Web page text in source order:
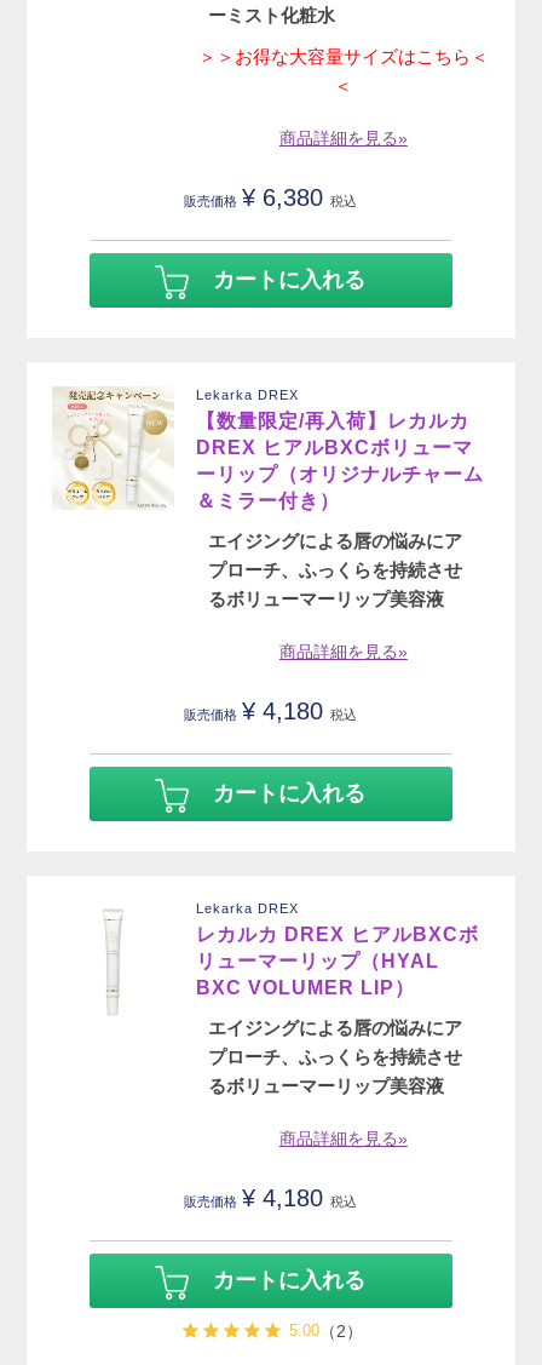
ーミスト化粧水
＞＞お得な大容量サイズはこちら＜
＜
商品詳細を見る»
販売価格 ¥ 6,380 税込
カートに入れる
Lekarka DREX
【数量限定/再入荷】レカルカ
DREX ヒアルBXCボリューマ
ーリップ（オリジナルチャーム
＆ミラー付き）
エイジングによる唇の悩みにア
プローチ、ふっくらを持続させ
るボリューマーリップ美容液
商品詳細を見る»
販売価格 ¥ 4,180 税込
カートに入れる
Lekarka DREX
レカルカ DREX ヒアルBXCボ
リューマーリップ（HYAL
BXC VOLUMER LIP）
エイジングによる唇の悩みにア
プローチ、ふっくらを持続させ
るボリューマーリップ美容液
商品詳細を見る»
販売価格 ¥ 4,180 税込
カートに入れる
5.00（2）